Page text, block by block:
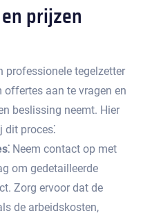
prijzen
professionele tegelzetter
aan te vragen en
beslissing neemt.​ Hier
proces⁚
Neem contact op met
om gedetailleerde
Zorg ervoor dat de
de arbeidskosten,